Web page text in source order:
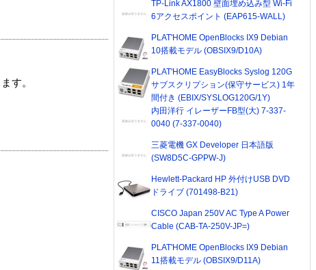
す。
TP-Link AX1800 壁面埋め込み型 Wi-Fi
6アクセスポイント (EAP615-WALL)
PLAT'HOME OpenBlocks IX9 Debian
10搭載モデル (OBSIX9/D10A)
PLAT'HOME EasyBlocks Syslog 120G
サブスクリプション(保守サービス) 1年
間付き (EBIX/SYSLOG120G/1Y)
内田洋行 イレーザーFB型(大) 7-337-
0040 (7-337-0040)
三菱電機 GX Developer 日本語版
(SW8D5C-GPPW-J)
Hewlett-Packard HP 外付けUSB DVD
ドライブ (701498-B21)
CISCO Japan 250V AC Type A Power
Cable (CAB-TA-250V-JP=)
PLAT'HOME OpenBlocks IX9 Debian
11搭載モデル (OBSIX9/D11A)